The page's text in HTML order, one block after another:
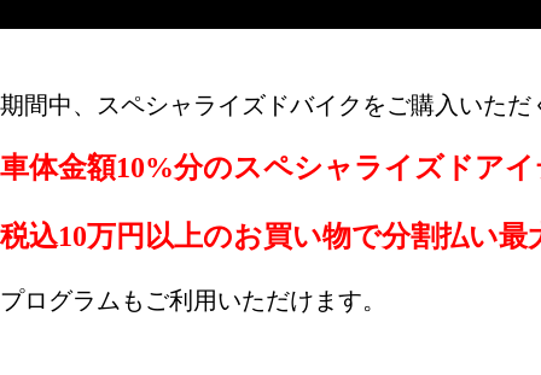
期間中、スペシャライズドバイクをご購入いただ
車体金額10%分のスペシャライズドア
税込10万円以上のお買い物で分割払い
プログラムもご利用いただけます。